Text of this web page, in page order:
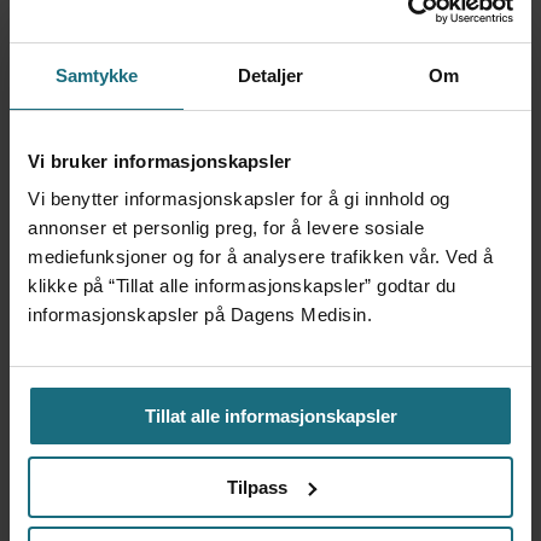
Samtykke Detaljer Om
Vi bruker informasjonskapsler
Vi benytter informasjonskapsler for å gi innhold og
annonser et personlig preg, for å levere sosiale
mediefunksjoner og for å analysere trafikken vår. Ved å
klikke på “Tillat alle informasjonskapsler” godtar du
informasjonskapsler på Dagens Medisin.
Tillat alle informasjonskapsler
Tilpass
de strukturelle rammene som
ambulansepersonell jobber under,
som motsetter seg helsehjelp, kan foregå på
en trygg måte både for pasienter og ansatte i
ambulansetjenesten.
I januar skal Stortinget behandle et forslag
og helsesektor i januar. Vi håper at denne
problemstillingen tas med i betraktningen.
Ingen oppgitte interessekonflikter